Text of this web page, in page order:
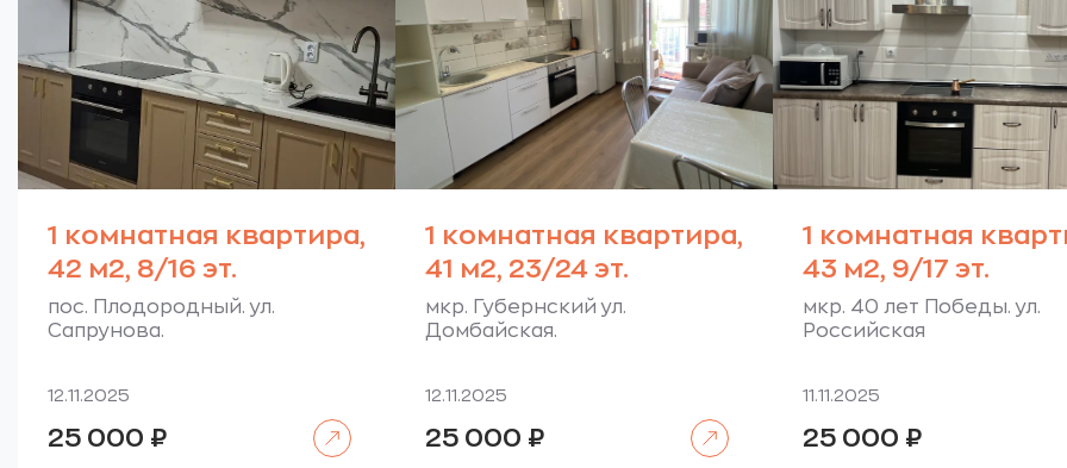
1 комнатная квартира,
42 м2, 8/16 эт.
пос. Плодородный. ул.
Сапрунова.
12.11.2025
25 000 ₽
1 комнатная квартира,
41 м2, 23/24 эт.
мкр. Губернский ул.
Домбайская.
12.11.2025
25 000 ₽
1 комнатная
43 м2, 9/17 эт.
мкр. 40 лет Победы. ул.
Российская
11.11.2025
25 000 ₽